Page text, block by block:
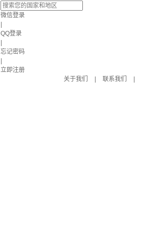
微信登录
QQ登录
忘记密码
立即注册
关于我们
联系我们